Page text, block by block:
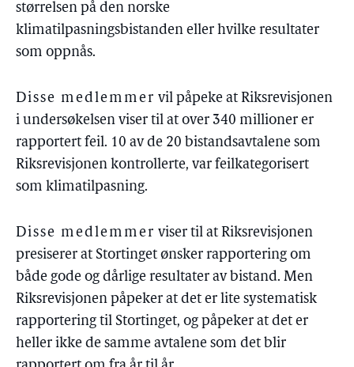
størrelsen på den norske
klimatilpasningsbistanden eller hvilke resultater
som oppnås.
Disse medlemmer vil påpeke at Riksrevisjonen
i undersøkelsen viser til at over 340 millioner er
rapportert feil. 10 av de 20 bistandsavtalene som
Riksrevisjonen kontrollerte, var feilkategorisert
som klimatilpasning.
Disse medlemmer viser til at Riksrevisjonen
presiserer at Stortinget ønsker rapportering om
både gode og dårlige resultater av bistand. Men
Riksrevisjonen påpeker at det er lite systematisk
rapportering til Stortinget, og påpeker at det er
heller ikke de samme avtalene som det blir